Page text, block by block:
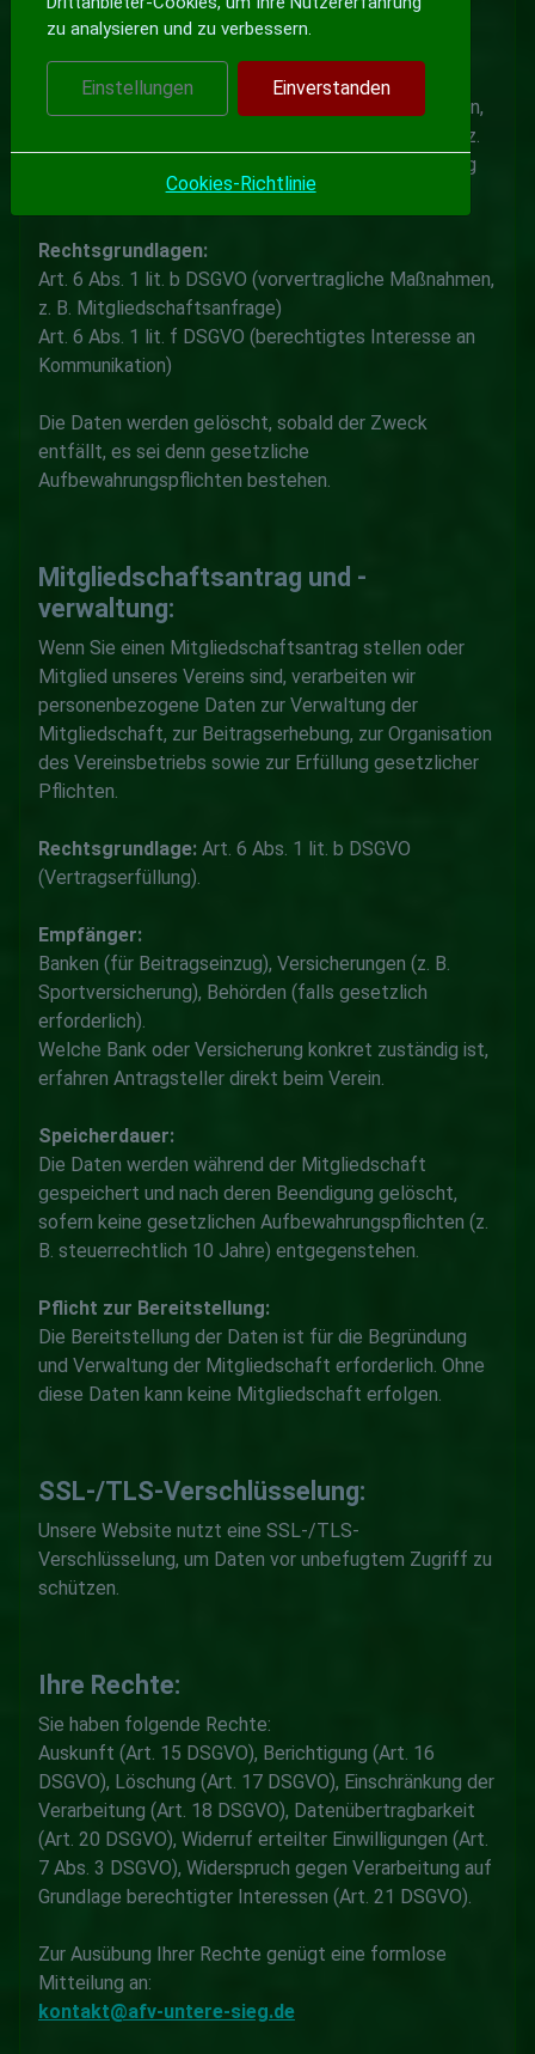
Kontaktformular:
Wenn Sie uns über das Kontaktformular kontaktieren,
verarbeiten wir die von Ihnen eingegebenen Daten (z.
B. Name, E-Mail-Adresse, Nachricht) zur Bearbeitung
Ihrer Anfrage und für mögliche Anschlussfragen.
Rechtsgrundlagen:
Art. 6 Abs. 1 lit. b DSGVO (vorvertragliche Maßnahmen,
z. B. Mitgliedschaftsanfrage)
Art. 6 Abs. 1 lit. f DSGVO (berechtigtes Interesse an
Kommunikation)
Die Daten werden gelöscht, sobald der Zweck
entfällt, es sei denn gesetzliche
Aufbewahrungspflichten bestehen.
Mitgliedschaftsantrag und -
verwaltung:
Wenn Sie einen Mitgliedschaftsantrag stellen oder
Mitglied unseres Vereins sind, verarbeiten wir
personenbezogene Daten zur Verwaltung der
Mitgliedschaft, zur Beitragserhebung, zur Organisation
des Vereinsbetriebs sowie zur Erfüllung gesetzlicher
Pflichten.
Rechtsgrundlage: Art. 6 Abs. 1 lit. b DSGVO
(Vertragserfüllung).
Empfänger:
Banken (für Beitragseinzug), Versicherungen (z. B.
Sportversicherung), Behörden (falls gesetzlich
erforderlich).
Welche Bank oder Versicherung konkret zuständig ist,
erfahren Antragsteller direkt beim Verein.
Speicherdauer:
Die Daten werden während der Mitgliedschaft
gespeichert und nach deren Beendigung gelöscht,
sofern keine gesetzlichen Aufbewahrungspflichten (z.
B. steuerrechtlich 10 Jahre) entgegenstehen.
Pflicht zur Bereitstellung:
Die Bereitstellung der Daten ist für die Begründung
und Verwaltung der Mitgliedschaft erforderlich. Ohne
diese Daten kann keine Mitgliedschaft erfolgen.
SSL-/TLS-Verschlüsselung:
Unsere Website nutzt eine SSL-/TLS-
Verschlüsselung, um Daten vor unbefugtem Zugriff zu
schützen.
Ihre Rechte:
Sie haben folgende Rechte:
Auskunft (Art. 15 DSGVO), Berichtigung (Art. 16
DSGVO), Löschung (Art. 17 DSGVO), Einschränkung der
Verarbeitung (Art. 18 DSGVO), Datenübertragbarkeit
(Art. 20 DSGVO), Widerruf erteilter Einwilligungen (Art.
7 Abs. 3 DSGVO), Widerspruch gegen Verarbeitung auf
Grundlage berechtigter Interessen (Art. 21 DSGVO).
Zur Ausübung Ihrer Rechte genügt eine formlose
Mitteilung an:
kontakt@afv-untere-sieg.de
zu analysieren und zu verbessern.
Einstellungen Einverstanden
Cookies-Richtlinie